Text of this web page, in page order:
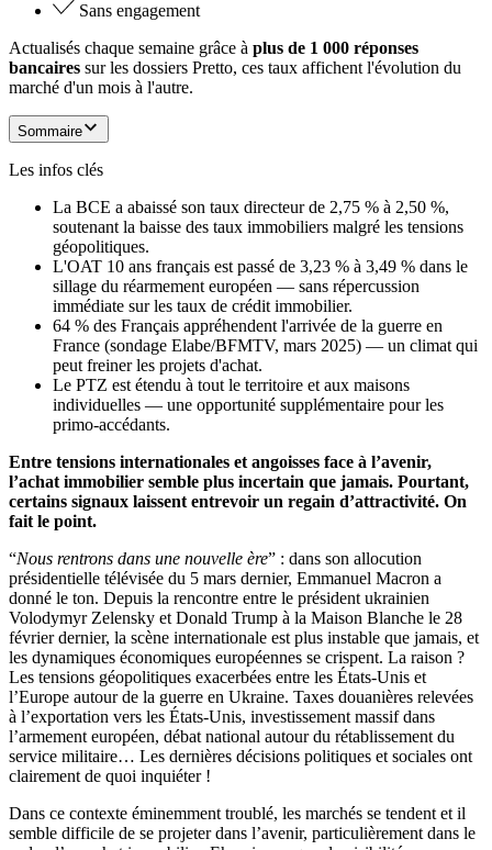
Sans engagement
Actualisés chaque semaine grâce à plus de 1 000 réponses
bancaires sur les dossiers Pretto, ces taux affichent l'évolution du
marché d'un mois à l'autre.
Sommaire
Les infos clés
La BCE a abaissé son taux directeur de 2,75 % à 2,50 %,
soutenant la baisse des taux immobiliers malgré les tensions
géopolitiques.
L'OAT 10 ans français est passé de 3,23 % à 3,49 % dans le
sillage du réarmement européen — sans répercussion
immédiate sur les taux de crédit immobilier.
64 % des Français appréhendent l'arrivée de la guerre en
France (sondage Elabe/BFMTV, mars 2025) — un climat qui
peut freiner les projets d'achat.
Le PTZ est étendu à tout le territoire et aux maisons
individuelles — une opportunité supplémentaire pour les
primo-accédants.
Entre tensions internationales et angoisses face à l’avenir,
l’achat immobilier semble plus incertain que jamais. Pourtant,
certains signaux laissent entrevoir un regain d’attractivité. On
fait le point.
“Nous rentrons dans une nouvelle ère” : dans son allocution
présidentielle télévisée du 5 mars dernier, Emmanuel Macron a
donné le ton. Depuis la rencontre entre le président ukrainien
Volodymyr Zelensky et Donald Trump à la Maison Blanche le 28
février dernier, la scène internationale est plus instable que jamais, et
les dynamiques économiques européennes se crispent. La raison ?
Les tensions géopolitiques exacerbées entre les États-Unis et
l’Europe autour de la guerre en Ukraine. Taxes douanières relevées
à l’exportation vers les États-Unis, investissement massif dans
l’armement européen, débat national autour du rétablissement du
service militaire… Les dernières décisions politiques et sociales ont
clairement de quoi inquiéter !
Dans ce contexte éminemment troublé, les marchés se tendent et il
semble difficile de se projeter dans l’avenir, particulièrement dans le